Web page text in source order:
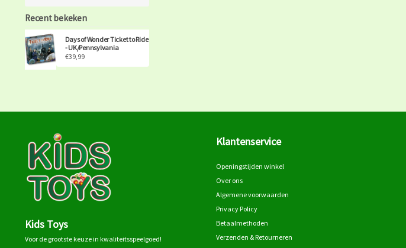
Recent bekeken
Days of Wonder Ticket to Ride
- UK/Pennsylvania
€39,99
Kids Toys
Voor de grootste keuze in kwaliteitsspeelgoed!
Klantenservice
Openingstijden winkel
Over ons
Algemene voorwaarden
Privacy Policy
Betaalmethoden
Verzenden & Retourneren